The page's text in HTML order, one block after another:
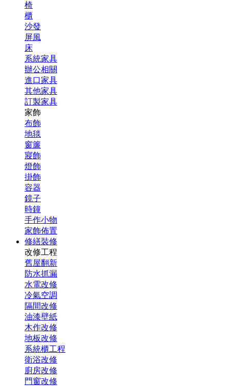
椅
櫃
沙發
屏風
床
系統家具
辦公相關
進口家具
其他家具
訂製家具
家飾
布飾
地毯
窗簾
寢飾
燈飾
掛飾
容器
鏡子
時鐘
手作小物
家飾佈置
修繕裝修
改修工程
舊屋翻新
防水抓漏
水電改修
冷氣空調
隔間改修
油漆壁紙
木作改修
地板改修
系統櫃工程
衛浴改修
廚房改修
門窗改修